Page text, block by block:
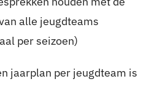
alle jeugdteams
per seizoen)
jaarplan per jeugdteam is